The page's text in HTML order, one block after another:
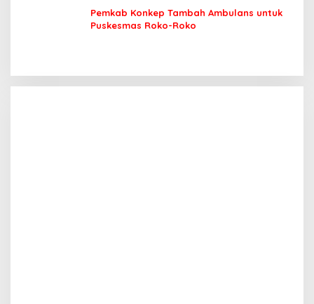
Pemkab Konkep Tambah Ambulans untuk
Puskesmas Roko-Roko